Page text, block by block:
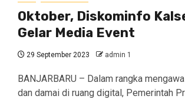
Oktober, Diskominfo
Gelar Media Event
29 September 2023 admin 1
BANJARBARU – Dalam rangka
dan damai di ruang digital, Pemerintah